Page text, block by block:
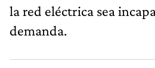
la red eléctrica sea
demanda.